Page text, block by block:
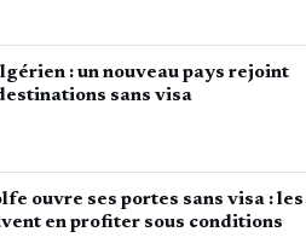
: un nouveau pays rejoint
sans visa
ouvre ses portes sans visa : les
en profiter sous conditions